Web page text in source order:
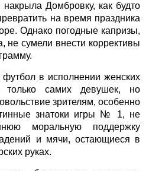
Домбровку, как будто
на время праздника
Однако погодные капризы,
не сумели внести коррективы
футбол в исполнении женских
только самих девушек, но
зрителям, особенно
знатоки игры № 1, не
моральную поддержку
и мячи, остающиеся в
руках.